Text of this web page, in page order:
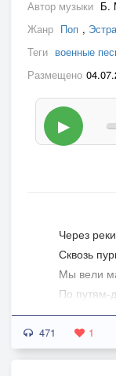
Автор музыки Б.
Жанр Поп ,
Теги военные
Размещено
▶
Через
Сквозь
Мы вели
По путям-
Эх, путь-
Не
А
471 1